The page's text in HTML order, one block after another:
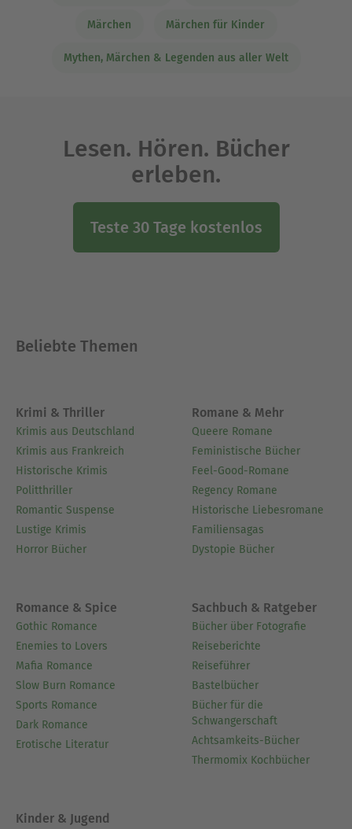
Märchen Märchen für Kinder
Mythen, Märchen & Legenden aus aller Welt
Lesen. Hören. Bücher
erleben.
Teste 30 Tage kostenlos
Beliebte Themen
Krimi & Thriller
Krimis aus Deutschland
Krimis aus Frankreich
Historische Krimis
Politthriller
Romantic Suspense
Lustige Krimis
Horror Bücher
Romane & Mehr
Queere Romane
Feministische Bücher
Feel-Good-Romane
Regency Romane
Historische Liebesromane
Familiensagas
Dystopie Bücher
Romance & Spice
Gothic Romance
Enemies to Lovers
Mafia Romance
Slow Burn Romance
Sports Romance
Dark Romance
Erotische Literatur
Sachbuch & Ratgeber
Bücher über Fotografie
Reiseberichte
Reiseführer
Bastelbücher
Bücher für die
Schwangerschaft
Achtsamkeits-Bücher
Thermomix Kochbücher
Kinder & Jugend